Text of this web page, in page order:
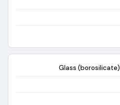
Glass (borosilicate)